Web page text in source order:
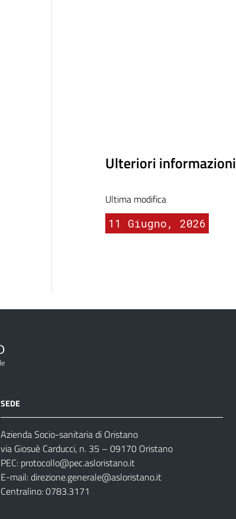
Ulteriori informazioni
Ultima modifica
11 Giugno, 2026
SEDE
Azienda Socio-sanitaria di Oristano
via Giosuè Carducci, n. 35 – 09170 Oristano
PEC: protocollo@pec.asloristano.it
E-mail:direzione.generale@asloristano.it
Centralino: 0783.3171